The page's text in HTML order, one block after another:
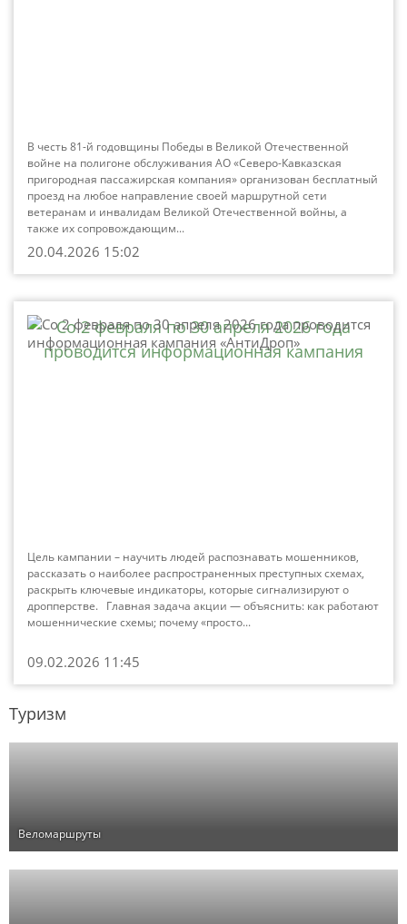
В честь 81-й годовщины Победы в Великой Отечественной
войне на полигоне обслуживания АО «Северо-Кавказская
пригородная пассажирская компания» организован бесплатный
проезд на любое направление своей маршрутной сети
ветеранам и инвалидам Великой Отечественной войны, а
также их сопровождающим...
20.04.2026 15:02
Со 2 февраля по 30 апреля 2026 года
проводится информационная кампания
Цель кампании – научить людей распознавать мошенников,
рассказать о наиболее распространенных преступных схемах,
раскрыть ключевые индикаторы, которые сигнализируют о
дропперстве. Главная задача акции — объяснить: как работают
мошеннические схемы; почему «просто...
09.02.2026 11:45
Туризм
Веломаршруты